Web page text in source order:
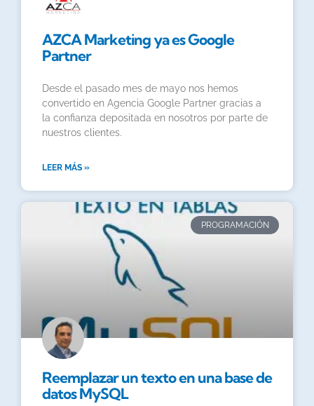
AZCA Marketing ya es Google
Partner
Desde el pasado mes de mayo nos hemos
convertido en Agencia Google Partner gracias a
la confianza depositada en nosotros por parte de
nuestros clientes.
LEER MÁS »
PROGRAMACIÓN
Reemplazar un texto en una base de
datos MySQL